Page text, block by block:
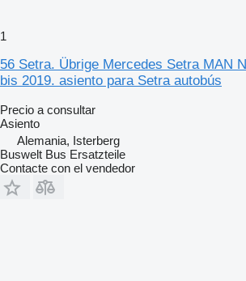
1
56 Setra. Übrige Mercedes Setra MAN
bis 2019. asiento para Setra autobús
Precio a consultar
Asiento
Alemania, Isterberg
Buswelt Bus Ersatzteile
Contacte con el vendedor